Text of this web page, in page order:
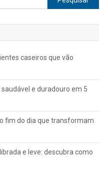
por:
caseiros que vão
e duradouro em 5
fim do dia que transformam
e leve: descubra como